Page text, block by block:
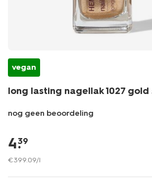
vegan
long lasting nagellak 1027 gold
nog geen beoordeling
be/mooi-
verzorgd/make-
up/nagellak/long-
nagellak-
4.
39
€399.09/l